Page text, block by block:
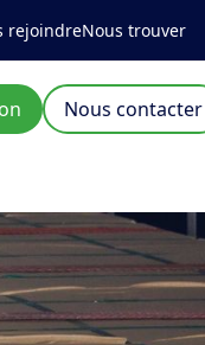
rejoindreNous trouver
Nous contacter